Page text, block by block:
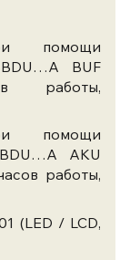
помощи
BUF
работы,
помощи
AKU
работы,
(LED / LCD,